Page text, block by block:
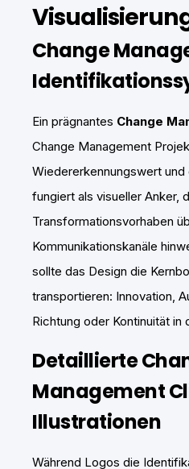
Change
Ein prägnantes Change
Change Management
Wiedererkennungswert und
fungiert als visueller Anker,
Transformationsvorhaben
Kommunikationskanäle
sollte das Design die
transportieren: Innovation,
Richtung oder Kontinuität in
Detaillierte
Management
Illustrationen
Während Logos die